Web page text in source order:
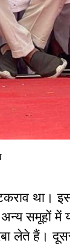
था।
समूहों में
लेते हैं।